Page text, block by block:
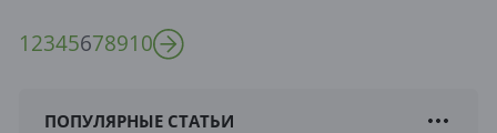
12345678910
ПОПУЛЯРНЫЕ СТАТЬИ